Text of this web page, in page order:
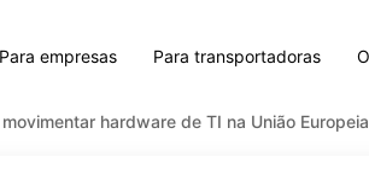
Para empresas Para transportadoras
hardware de TI na União Europeia